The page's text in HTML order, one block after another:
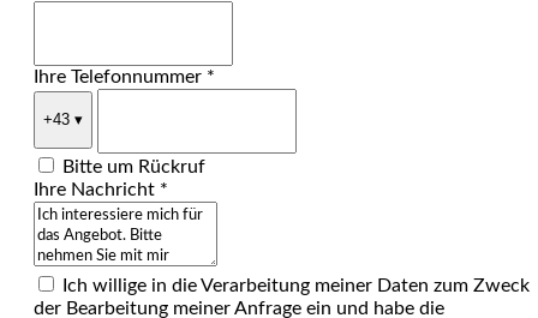
Ihre Telefonnummer *
+43 ▾
Bitte um Rückruf
Ihre Nachricht *
Ich willige in die Verarbeitung meiner Daten zum Zweck
der Bearbeitung meiner Anfrage ein und habe die